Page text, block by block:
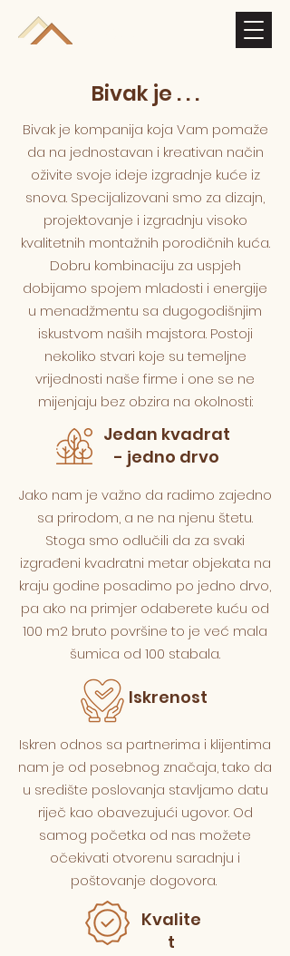
Bivak je . . .
Bivak je kompanija koja Vam pomaže
da na jednostavan i kreativan način
oživite svoje ideje izgradnje kuće iz
snova. Specijalizovani smo za dizajn,
projektovanje i izgradnju visoko
kvalitetnih montažnih porodičnih kuća.
Dobru kombinaciju za uspjeh
dobijamo spojem mladosti i energije
u menadžmentu sa dugogodišnjim
iskustvom naših majstora. Postoji
nekoliko stvari koje su temeljne
vrijednosti naše firme i one se ne
mijenjaju bez obzira na okolnosti:
Jedan kvadrat
- jedno drvo
Jako nam je važno da radimo zajedno
sa prirodom, a ne na njenu štetu.
Stoga smo odlučili da za svaki
izgrađeni kvadratni metar objekata na
kraju godine posadimo po jedno drvo,
pa ako na primjer odaberete kuću od
100 m2 bruto površine to je već mala
šumica od 100 stabala.
Iskrenost
Iskren odnos sa partnerima i klijentima
nam je od posebnog značaja, tako da
u središte poslovanja stavljamo datu
riječ kao obavezujući ugovor. Od
samog početka od nas možete
očekivati otvorenu saradnju i
poštovanje dogovora.
Kvalite
t